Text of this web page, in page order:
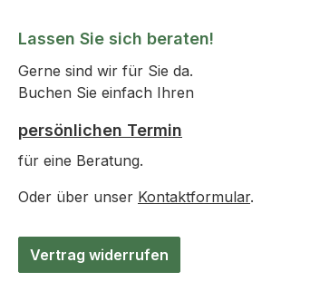
Lassen Sie sich beraten!
Gerne sind wir für Sie da.
Buchen Sie einfach Ihren
persönlichen Termin
für eine Beratung.
Oder über unser Kontaktformular.
Vertrag widerrufen